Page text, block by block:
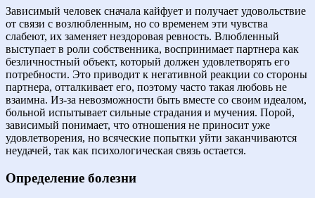
Зависимый человек сначала кайфует и получает удовольствие
от связи с возлюбленным, но со временем эти чувства
слабеют, их заменяет нездоровая ревность. Влюбленный
выступает в роли собственника, воспринимает партнера как
безличностный объект, который должен удовлетворять его
потребности. Это приводит к негативной реакции со стороны
партнера, отталкивает его, поэтому часто такая любовь не
взаимна. Из-за невозможности быть вместе со своим идеалом,
больной испытывает сильные страдания и мучения. Порой,
зависимый понимает, что отношения не приносит уже
удовлетворения, но всяческие попытки уйти заканчиваются
неудачей, так как психологическая связь остается.
Определение болезни